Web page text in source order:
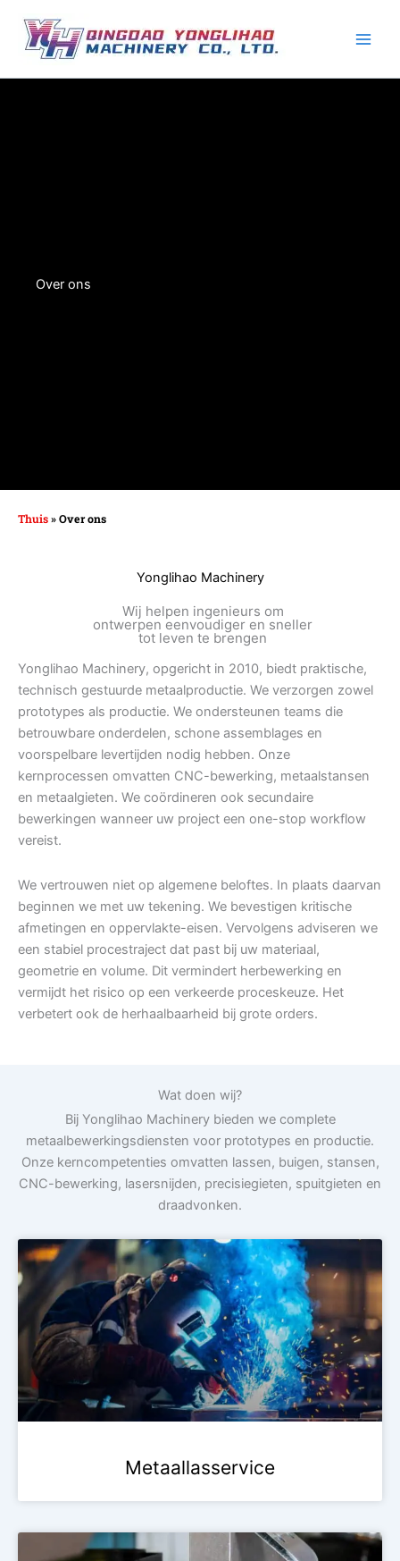
naar
inhoud
Over ons
Thuis»Over ons
Yonglihao Machinery
Wij helpen ingenieurs om
ontwerpen eenvoudiger en sneller
tot leven te brengen
Yonglihao Machinery, opgericht in 2010, biedt praktische,
technisch gestuurde metaalproductie. We verzorgen zowel
prototypes als productie. We ondersteunen teams die
betrouwbare onderdelen, schone assemblages en
voorspelbare levertijden nodig hebben. Onze
kernprocessen omvatten CNC-bewerking, metaalstansen
en metaalgieten. We coördineren ook secundaire
bewerkingen wanneer uw project een one-stop workflow
vereist.
We vertrouwen niet op algemene beloftes. In plaats daarvan
beginnen we met uw tekening. We bevestigen kritische
afmetingen en oppervlakte-eisen. Vervolgens adviseren we
een stabiel procestraject dat past bij uw materiaal,
geometrie en volume. Dit vermindert herbewerking en
vermijdt het risico op een verkeerde proceskeuze. Het
verbetert ook de herhaalbaarheid bij grote orders.
Wat doen wij?
Bij Yonglihao Machinery bieden we complete
metaalbewerkingsdiensten voor prototypes en productie.
Onze kerncompetenties omvatten lassen, buigen, stansen,
CNC-bewerking, lasersnijden, precisiegieten, spuitgieten en
draadvonken.
Metaallasservice